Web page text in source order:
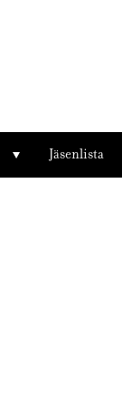
Jäsenlista